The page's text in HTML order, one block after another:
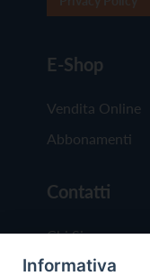
E-Shop
Vendita Online
Abbonamenti
Contatti
Chi Siamo
Redazione
Informativa